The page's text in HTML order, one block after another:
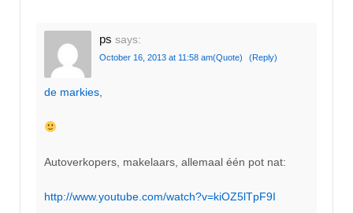
ps says:
October 16, 2013 at 11:58 am(Quote) (Reply)
de markies
Autoverkopers, makelaars, allemaal één pot nat:
http://www.youtube.com/watch?v=kiOZ5lTpF9I